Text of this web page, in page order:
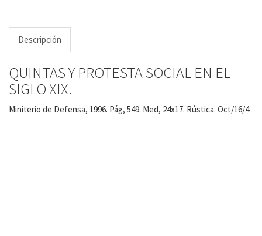
Descripción
QUINTAS Y PROTESTA SOCIAL EN EL
SIGLO XIX.
Miniterio de Defensa, 1996. Pág, 549. Med, 24x17. Rústica. Oct/16/4.